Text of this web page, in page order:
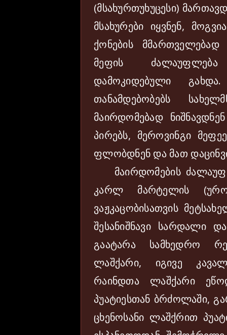
(მსახურთუხუცესი)
მსახურები იყვნენ,
ქონების მმართველებად
მეფის ძალაუფლება
დამოკიდებული
თანამდებობებს
მაირდომებად
პირებს, მეროვინგი
ფლობდნენ და მათ
მაირდომების
კარლ მარტელის
ვაჟკაცობისათვის
შესანიშნავი სარდალი
გაატარა სამხედრო
ლაშქარი, იგივე
რაინდთა ლაშქარი
პუატიესთან ბრძოლაში,
ცხენოსანი ლაშქრით